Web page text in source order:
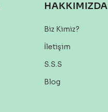
HAKKIMIZDA
Biz Kimiz?
İletişim
S.S.S
Blog